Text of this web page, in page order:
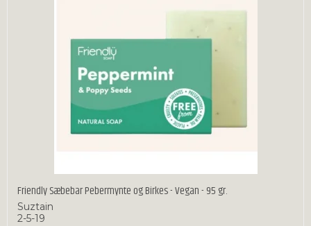
Friendly Sæbebar Pebermynte og Birkes - Vegan - 95 gr.
Suztain
2-5-19